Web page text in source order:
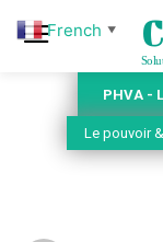
PHVA -
Le pouvoir
French ▼